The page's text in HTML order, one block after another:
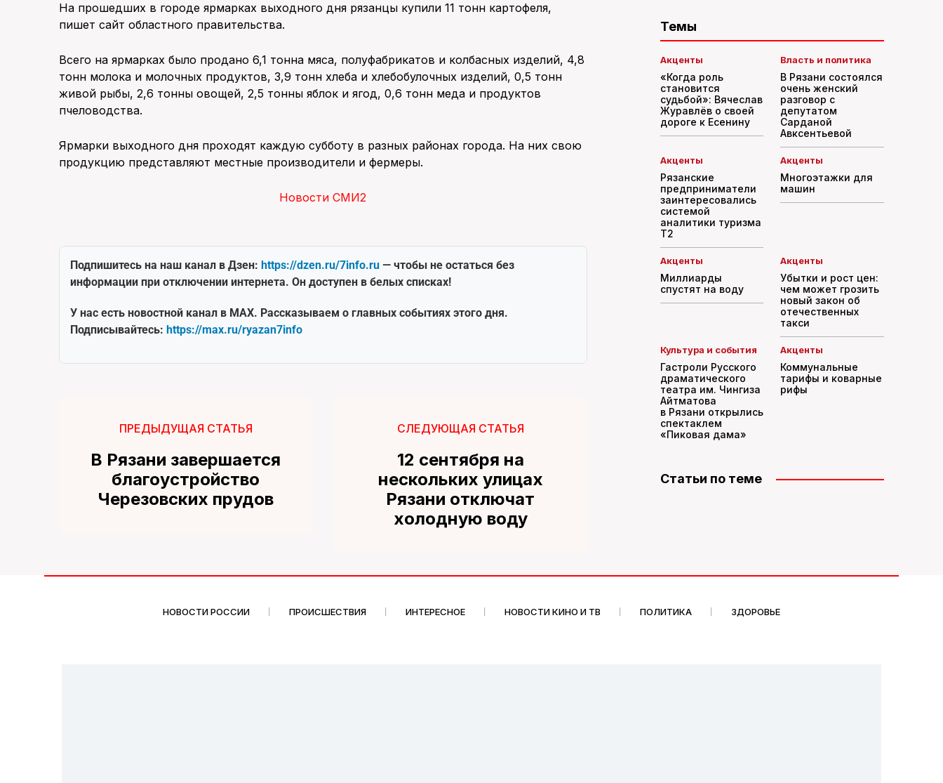
На прошедших в городе ярмарках выходного дня рязанцы купили 11 тонн картофеля,
пишет сайт областного правительства.
Всего на ярмарках было продано 6,1 тонна мяса, полуфабрикатов и колбасных изделий, 4,8
тонн молока и молочных продуктов, 3,9 тонн хлеба и хлебобулочных изделий, 0,5 тонн
живой рыбы, 2,6 тонны овощей, 2,5 тонны яблок и ягод, 0,6 тонн меда и продуктов
пчеловодства.
Ярмарки выходного дня проходят каждую субботу в разных районах города. На них свою
продукцию представляют местные производители и фермеры.
Новости СМИ2
Подпишитесь на наш канал в Дзен: https://dzen.ru/7info.ru — чтобы не остаться без
информации при отключении интернета. Он доступен в белых списках!
У нас есть новостной канал в MAX. Рассказываем о главных событиях этого дня.
Подписывайтесь: https://max.ru/ryazan7info
ПРЕДЫДУЩАЯ СТАТЬЯ
В Рязани завершается
благоустройство
Черезовских прудов
СЛЕДУЮЩАЯ СТАТЬЯ
12 сентября на
нескольких улицах
Рязани отключат
холодную воду
Темы
Акценты
«Когда роль
становится
судьбой»: Вячеслав
Журавлёв о своей
дороге к Есенину
Власть и политика
В Рязани состоялся
очень женский
разговор с
депутатом
Сарданой
Авксентьевой
Акценты
Рязанские
предприниматели
заинтересовались
системой
аналитики туризма
T2
Акценты
Многоэтажки для
машин
Акценты
Миллиарды
спустят на воду
Акценты
Убытки и рост цен:
чем может грозить
новый закон об
отечественных
такси
Культура и события
Гастроли Русского
драматического
театра им. Чингиза
Айтматова
в Рязани открылись
спектаклем
«Пиковая дама»
Акценты
Коммунальные
тарифы и коварные
рифы
Статьи по теме
НОВОСТИ РОССИИ ПРОИСШЕСТВИЯ ИНТЕРЕСНОЕ НОВОСТИ КИНО И ТВ ПОЛИТИКА ЗДОРОВЬЕ